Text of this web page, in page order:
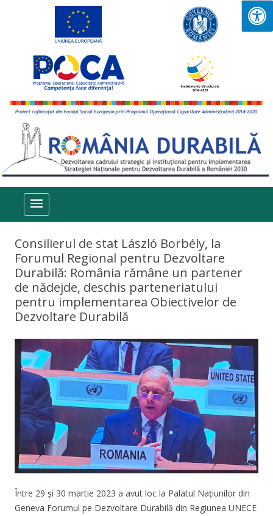
Consilierul de stat László Borbély, la
Forumul Regional pentru Dezvoltare
Durabilă: România rămâne un partener
de nădejde, deschis parteneriatului
pentru implementarea Obiectivelor de
Dezvoltare Durabilă
Între 29 și 30 martie 2023 a avut loc la Palatul Națiunilor din
Geneva Forumul pe Dezvoltare Durabilă din Regiunea UNECE